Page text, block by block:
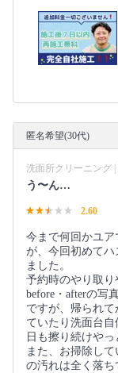
匿名希望(30代)
洗面所クリーニング |
う〜ん…
2.60
今まで何回かユ
が、今回初めて
ました。
予約時のやり取り
before・afterの写
ですが、帰られ
ていたり洗面台
日も擦り続けやっ
また、お掃除し
の汚れは全く落ち